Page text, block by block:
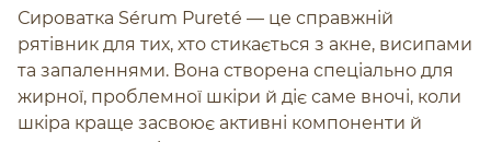
Сироватка Sérum Pureté — це справжній
рятівник для тих, хто стикається з акне, висипами
та запаленнями. Вона створена спеціально для
жирної, проблемної шкіри й діє саме вночі, коли
шкіра краще засвоює активні компоненти й